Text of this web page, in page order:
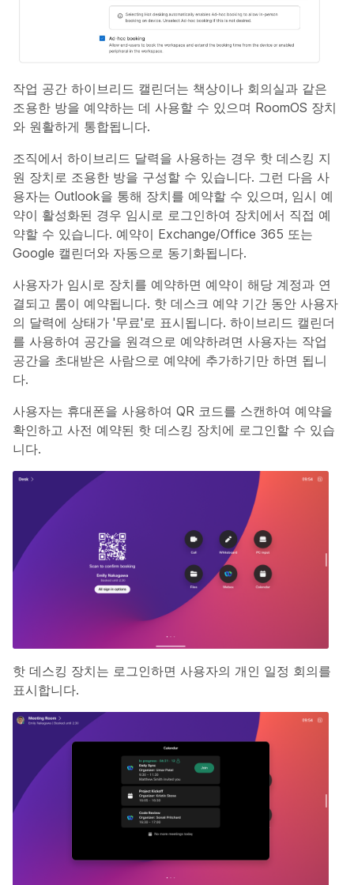
작업 공간 하이브리드 캘린더는 책상이나 회의실과 같은
조용한 방을 예약하는 데 사용할 수 있으며 RoomOS 장치
와 원활하게 통합됩니다.
조직에서 하이브리드 달력을 사용하는 경우 핫 데스킹 지
원 장치로 조용한 방을 구성할 수 있습니다. 그런 다음 사
용자는 Outlook을 통해 장치를 예약할 수 있으며, 임시 예
약이 활성화된 경우 임시로 로그인하여 장치에서 직접 예
약할 수 있습니다. 예약이 Exchange/Office 365 또는
Google 캘린더와 자동으로 동기화됩니다.
사용자가 임시로 장치를 예약하면 예약이 해당 계정과 연
결되고 룸이 예약됩니다. 핫 데스크 예약 기간 동안 사용자
의 달력에 상태가 '무료'로 표시됩니다. 하이브리드 캘린더
를 사용하여 공간을 원격으로 예약하려면 사용자는 작업
공간을 초대받은 사람으로 예약에 추가하기만 하면 됩니
다.
사용자는 휴대폰을 사용하여 QR 코드를 스캔하여 예약을
확인하고 사전 예약된 핫 데스킹 장치에 로그인할 수 있습
니다.
핫 데스킹 장치는 로그인하면 사용자의 개인 일정 회의를
표시합니다.